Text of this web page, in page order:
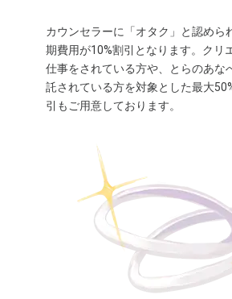
カウンセラーに「オタク」と認めら
期費用が10%割引となります。クリ
仕事をされている方や、とらのあな
託されている方を対象とした最大
引もご用意しております。